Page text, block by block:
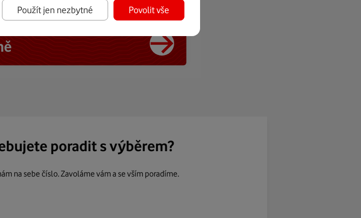
poradit s výběrem?
na sebe číslo. Zavoláme vám a se vším poradíme.
Použít jen nezbytné Povolit vše